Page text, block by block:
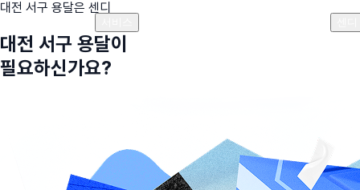
대전 서구 용달은 센디
대전 서구 용달이
필요하신가요?